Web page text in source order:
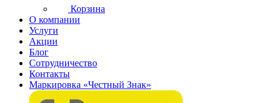
Корзина
О компании
Услуги
Акции
Блог
Сотрудничество
Контакты
Маркировка «Честный Знак»